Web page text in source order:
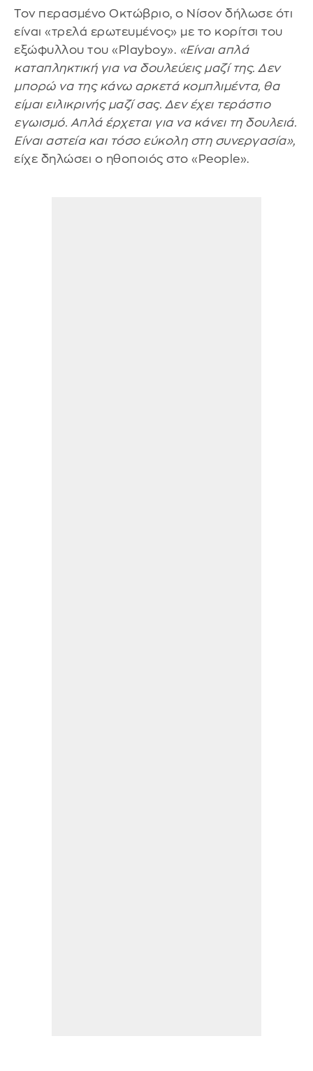
Τον περασμένο Οκτώβριο, ο Νίσον δήλωσε ότι
είναι «τρελά ερωτευμένος» με το κορίτσι του
εξώφυλλου του «Playboy». «Είναι απλά
καταπληκτική για να δουλεύεις μαζί της. Δεν
μπορώ να της κάνω αρκετά κομπλιμέντα, θα
είμαι ειλικρινής μαζί σας. Δεν έχει τεράστιο
εγωισμό. Απλά έρχεται για να κάνει τη δουλειά.
Είναι αστεία και τόσο εύκολη στη συνεργασία»,
είχε δηλώσει ο ηθοποιός στο «People».